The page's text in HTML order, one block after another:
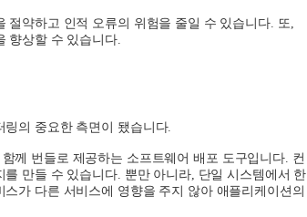
절약하고 인적 오류의 위험을 줄일 수 있습니다. 또
향상할 수 있습니다.
링의 중요한 측면이 됐습니다.
께 번들로 제공하는 소프트웨어 배포 도구입니다 컨
를 만들 수 있습니다. 뿐만 아니라, 단일 시스템에서 한
스가 다른 서비스에 영향을 주지 않아 애플리케이션의